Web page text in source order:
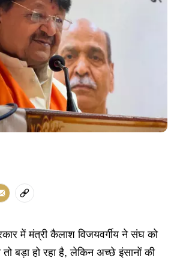
में मंत्री कैलाश विजयवर्गीय ने संघ को
बड़ा हो रहा है, लेकिन अच्छे इंसानों की